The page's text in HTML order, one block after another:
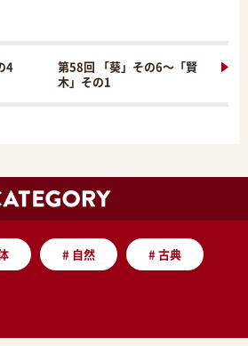
4
第58回 「葵」その6～「賢
木」その1
# 自然 #古典